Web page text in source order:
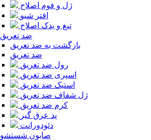
ژل و فوم اصلاح
افتر شیو
تیغ و یدک اصلاح
ضد تعریق
بازگشت به ضد تعریق
ضد تعریق
رول ضد تعریق
اسپری ضد تعریق
استیک ضد تعریق
ژل شفاف ضد تعریق
کرم ضد تعریق
پد عرق گیر
دئودورانت
صابون شستشو